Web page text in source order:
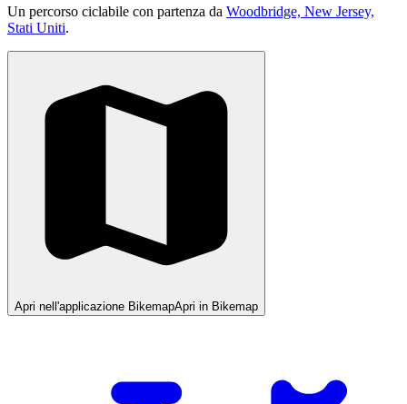
Un percorso ciclabile con partenza da Woodbridge, New Jersey,
Stati Uniti.
Apri nell'applicazione BikemapApri in Bikemap